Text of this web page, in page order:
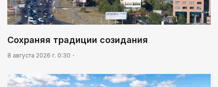
Библиотеки на новый лад
06:00
Взгляд со стороны
Сохраняя традиции созидания
8 августа 2026 г. 0:30